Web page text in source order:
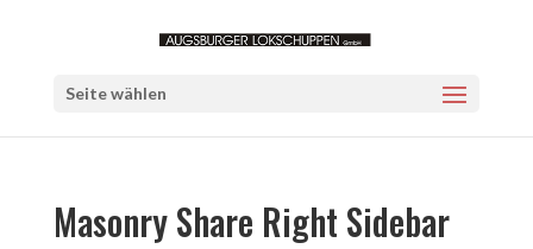
Seite wählen
Masonry Share Right Sidebar